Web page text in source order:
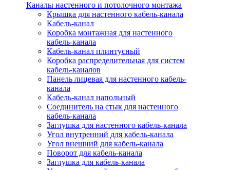
Каналы настенного и потолочного монтажа
Крышка для настенного кабель-канала
Кабель-канал
Коробка монтажная для настенного
кабель-канала
Кабель-канал плинтусный
Коробка распределительная для систем
кабель-каналов
Панель лицевая для настенного кабель-
канала
Кабель-канал напольный
Соединитель на стык для настенного
кабель-канала
Заглушка для настенного кабель-канала
Угол внутренний для кабель-канала
Угол внешний для кабель-канала
Поворот для кабель-канала
Заглушка для кабель-канала